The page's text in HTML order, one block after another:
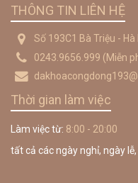
THÔNG TIN LIÊN HỆ
Số 193C1 Bà Triệu - Hà
0243.9656.999 (Miễn
Thời gian làm việc
Làm việc từ: 8:00 - 20:00
tất cả các ngày nghỉ, ngày